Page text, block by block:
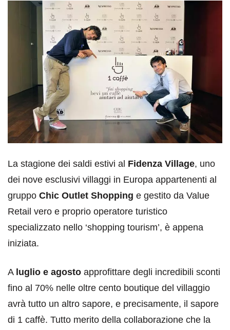
La stagione dei saldi estivi al Fidenza Village, uno
dei nove esclusivi villaggi in Europa appartenenti al
gruppo Chic Outlet Shopping e gestito da Value
Retail vero e proprio operatore turistico
specializzato nello ‘shopping tourism’, è appena
iniziata.
A luglio e agosto approfittare degli incredibili sconti
fino al 70% nelle oltre cento boutique del villaggio
avrà tutto un altro sapore, e precisamente, il sapore
di 1 caffè. Tutto merito della collaborazione che la